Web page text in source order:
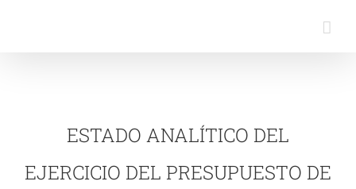
ESTADO ANALÍTICO DEL
EJERCICIO DEL PRESUPUESTO DE